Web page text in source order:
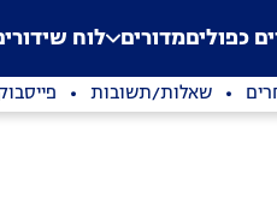
Application error: a
. כפוליםמדורים לוח
שאלות/תשובות